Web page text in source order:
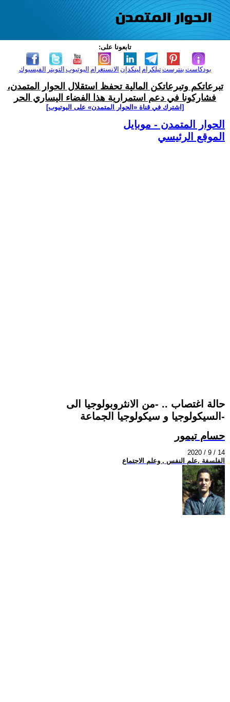
تابعونا على:
الفيسبوك التويتر اليوتيوب الانستغرام لينكدإن تيلكرامبنترست بودكاست
تبرعاتكم وتبرعاتكن المالية تحفظ استقلال الحوار المتمدن،
فشاركونا في دعم استمرارية هذا الفضاء اليساري الحر
[اشترك في قناة ‫«الحوار المتمدن» على اليوتيوب]
الحوار المتمدن - موبايل
الموقع الرئيسي
حالة اغتصاب .. -من الانثروبولوجيا الى
السيكولوجيا و سيكولوجيا الجماعة-
حسام تيمور
2020 / 9 / 14
الفلسفة ,علم النفس , وعلم الاجتماع